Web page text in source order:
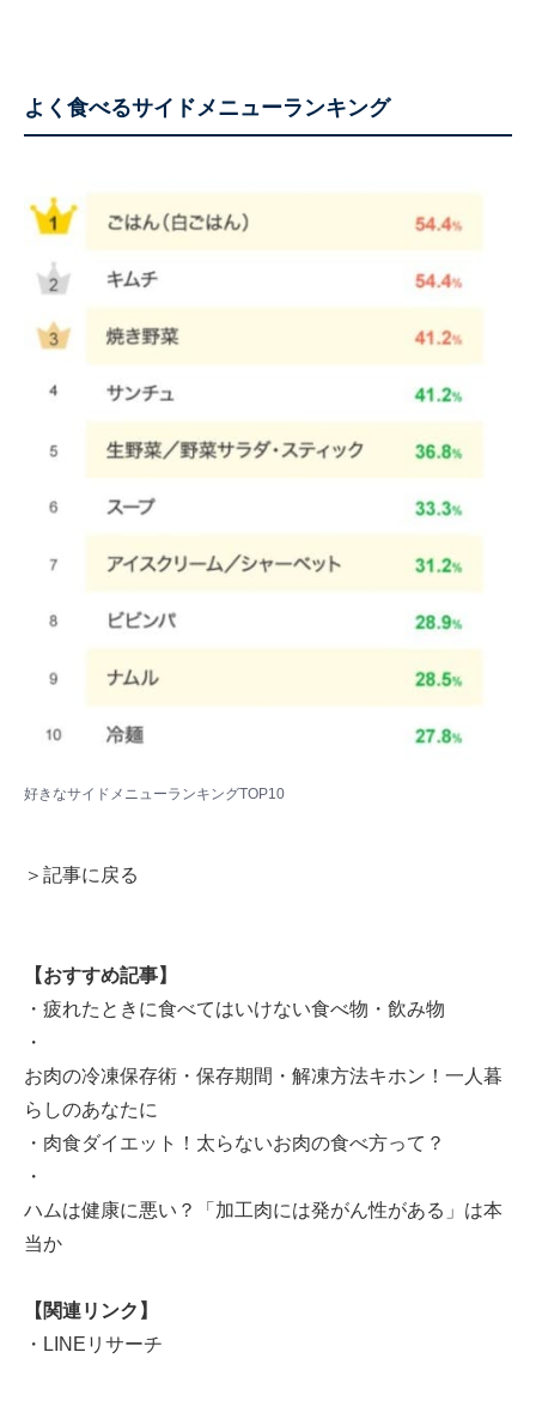
よく食べるサイドメニューランキング
好きなサイドメニューランキングTOP10
＞記事に戻る
【おすすめ記事】
・ 疲れたときに食べてはいけない食べ物・飲み物
・
お肉の冷凍保存術・保存期間・解凍方法キホン！一人暮
らしのあなたに
・ 肉食ダイエット！太らないお肉の食べ方って？
・
ハムは健康に悪い？「加工肉には発がん性がある」は本
当か
【関連リンク】
・ LINEリサーチ